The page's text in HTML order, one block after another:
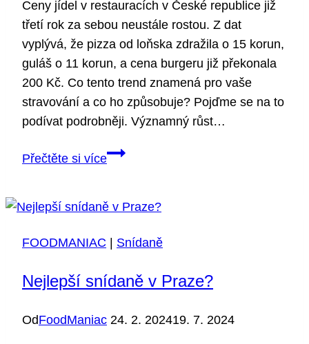
Ceny jídel v restauracích v České republice již
třetí rok za sebou neustále rostou. Z dat
vyplývá, že pizza od loňska zdražila o 15 korun,
guláš o 11 korun, a cena burgeru již překonala
200 Kč. Co tento trend znamená pro vaše
stravování a co ho způsobuje? Pojďme se na to
podívat podrobněji. Významný růst…
Přečtěte si víceRostoucí
v
Co
očekávat?
FOODMANIAC Snídaně
Nejlepší snídaně v Praze?
OdFoodManiac 24. 2. 202419. 7. 2024